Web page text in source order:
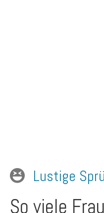
Lustige
So viele